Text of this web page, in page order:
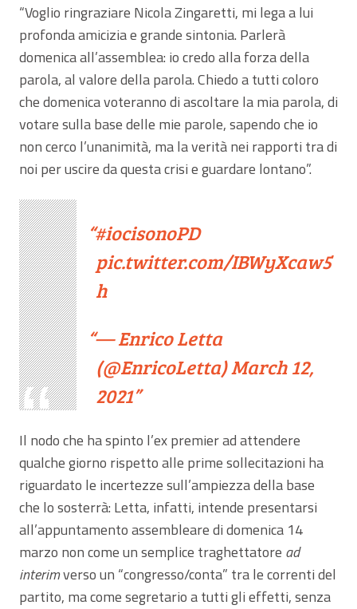
“Voglio ringraziare Nicola Zingaretti, mi lega a lui
profonda amicizia e grande sintonia. Parlerà
domenica all’assemblea: io credo alla forza della
parola, al valore della parola. Chiedo a tutti coloro
che domenica voteranno di ascoltare la mia parola, di
votare sulla base delle mie parole, sapendo che io
non cerco l’unanimità, ma la verità nei rapporti tra di
noi per uscire da questa crisi e guardare lontano”.
#iocisonoPD
pic.twitter.com/IBWyXcaw5
h
— Enrico Letta
(@EnricoLetta)March 12,
2021
Il nodo che ha spinto l’ex premier ad attendere
qualche giorno rispetto alle prime sollecitazioni ha
riguardato le incertezze sull’ampiezza della base
che lo sosterrà: Letta, infatti, intende presentarsi
all’appuntamento assembleare di domenica 14
marzo non come un semplice traghettatore ad
interimverso un “congresso/conta” tra le correnti del
partito, ma come segretario a tutti gli effetti, senza